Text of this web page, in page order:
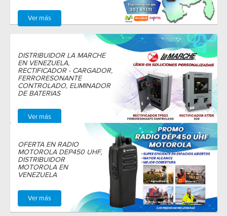
Ver más
DISTRIBUIDOR LA MARCHE
EN VENEZUELA,
RECTIFICADOR - CARGADOR,
FERRORESONANTE
CONTROLADO, ELIMINADOR
DE BATERIAS
Ver más
OFERTA EN RADIO
MOTOROLA DEP450 UHF,
DISTRIBUIDOR
MOTOROLA EN
VENEZUELA
Ver más